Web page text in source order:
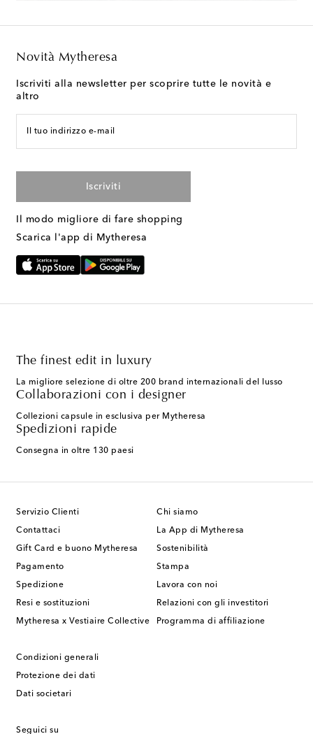
Novità Mytheresa
Iscriviti alla newsletter per scoprire tutte le novità e
altro
Il tuo indirizzo e-mail
Iscriviti
Il modo migliore di fare shopping
Scarica l'app di Mytheresa
The finest edit in luxury
La migliore selezione di oltre 200 brand internazionali del lusso
Collaborazioni con i designer
Collezioni capsule in esclusiva per Mytheresa
Spedizioni rapide
Consegna in oltre 130 paesi
Servizio Clienti
Contattaci
Gift Card e buono Mytheresa
Pagamento
Spedizione
Resi e sostituzioni
Mytheresa x Vestiaire Collective
Chi siamo
La App di Mytheresa
Sostenibilità
Stampa
Lavora con noi
Relazioni con gli investitori
Programma di affiliazione
Condizioni generali
Protezione dei dati
Dati societari
Seguici su